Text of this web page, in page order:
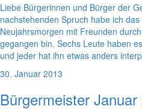
Liebe Bürgerinnen und Bürger der
nachstehenden Spruch habe ich
Neujahrsmorgen mit Freunden
gegangen bin. Sechs Leute haben
und jeder hat ihn etwas anders
30. Januar 2013
Bürgermeister Januar